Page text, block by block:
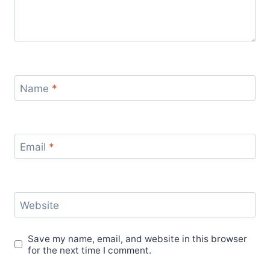
Name *
Email *
Website
Save my name, email, and website in this browser
for the next time I comment.